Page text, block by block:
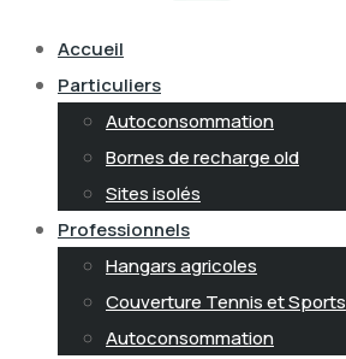
Accueil
Particuliers
Autoconsommation
Bornes de recharge old
Sites isolés
Professionnels
Hangars agricoles
Couverture Tennis et Sports
Autoconsommation